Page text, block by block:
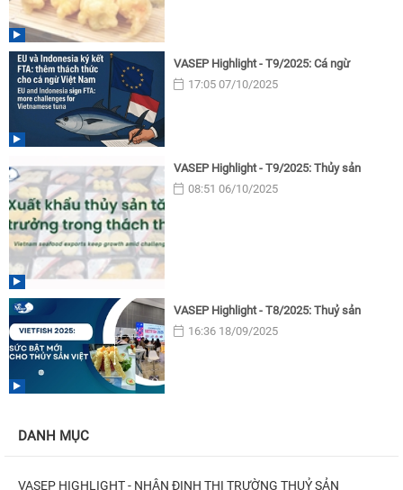
VASEP Highlight - T9/2025: Cá ngừ
17:05 07/10/2025
VASEP Highlight - T9/2025: Thủy sản
08:51 06/10/2025
VASEP Highlight - T8/2025: Thuỷ sản
16:36 18/09/2025
DANH MỤC
VASEP HIGHLIGHT - NHẬN ĐỊNH THỊ TRƯỜNG THUỶ SẢN